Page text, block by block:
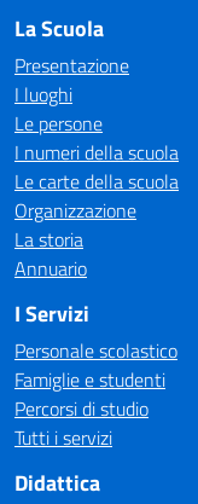
La Scuola
Presentazione
I luoghi
Le persone
I numeri della scuola
Le carte della scuola
Organizzazione
La storia
Annuario
I Servizi
Personale scolastico
Famiglie e studenti
Percorsi di studio
Tutti i servizi
Didattica